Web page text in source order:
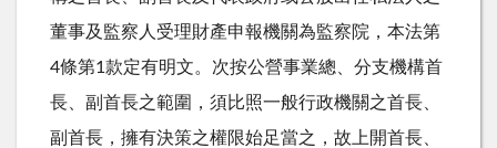
董事及監察人受理財產申報機關為監察院，本法第
4條第1款定有明文。次按公營事業總、分支機構首
長、副首長之範圍，須比照一般行政機關之首長、
副首長，擁有決策之權限始足當之，故上開首長、